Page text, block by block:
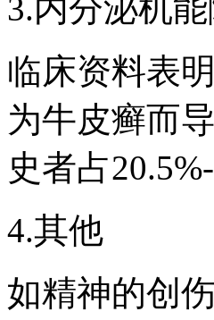
3.内分泌机
临床资料表
为牛皮癣而
史者占20.5%-
4.其他
如精神的创